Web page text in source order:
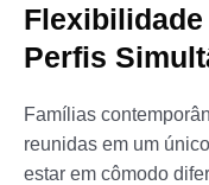
Perfis
Famílias
reunidas em um
estar em cômodo